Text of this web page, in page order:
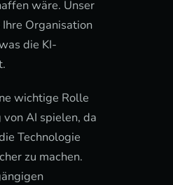
wäre. Unser
Organisation
die KI-
wichtige Rolle
AI spielen, da
Technologie
zu machen.